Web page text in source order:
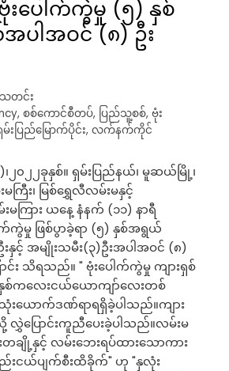
ပေါက်ကွဲမှု (၅) နှစ်
ပါအဝင် (၈) ဦး
သတင်း
, စစ်ကောင်စီတပ်, ပြည်သူ့စစ်, ဗုံး
မ်းပြည်မြောက်ပိုင်း, လက်နက်ကိုင်
၊၂၀၂၂ခုနှစ်။ ရှမ်းပြည်နယ်၊ မူဆယ်မြို့၊
ြီး၊ မြစ်ရွှေလီလမ်းမနှင့်
မကြား ယနေ့ နံနက် (၁၁) နာရီ
က်ကွဲမှု ဖြစ်ပွာခဲ့ရာ (၅) နှစ်အရွယ်
နှင့် အမျိုးသမီး(၃)ဦးအပါအဝင် (၈)
င်း သိရသည်။ " ဗုံးပေါက်ကွဲမှု ကျားရှစ်
စ်ကလေးငယ်ယောကျာ်လေးတစ်
သုံးယောက်ဒဏ်ရာရရှိခဲ့ပါသည်။ကျား
လွှဲပြောင်းကူညီပေးခဲ့ပါသည်။လမ်းမ
တချို့နှင့် လမ်းဘေးရပ်ထားသောကား
ည်းငယ်ပျက်စီးထိခိုက်" ဟု "နှလုံး